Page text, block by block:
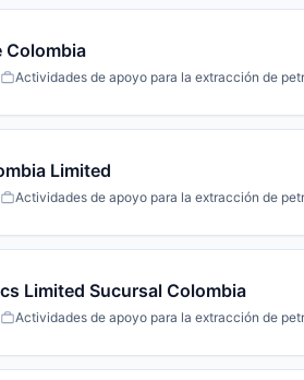
Colombia
Actividades de apoyo para la extracción de
Limited
Actividades de apoyo para la extracción de
Limited Sucursal Colombia
Actividades de apoyo para la extracción de